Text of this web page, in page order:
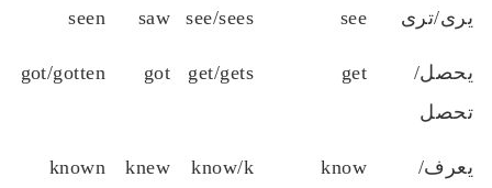
يرى/ترى see
see/sees
saw
seen
يحصل/
تحصل
get
get/gets
got
got/gotten
يعرف/
know
know/k
knew
known